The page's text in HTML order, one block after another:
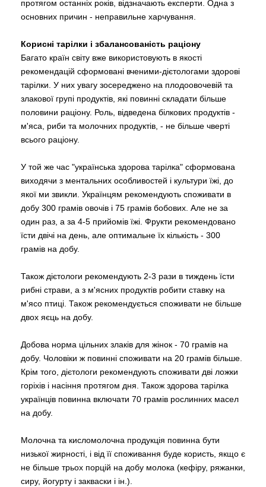
протягом останніх років, відзначають експерти. Одна з
основних причин - неправильне харчування.
Корисні тарілки і збалансованість раціону
Багато країн світу вже використовують в якості
рекомендацій сформовані вченими-дієтологами здорові
тарілки. У них увагу зосереджено на плодоовочевій та
злакової групі продуктів, які повинні складати більше
половини раціону. Роль, відведена білкових продуктів -
м'яса, риби та молочних продуктів, - не більше чверті
всього раціону.
У той же час "українська здорова тарілка" сформована
виходячи з ментальних особливостей і культури їжі, до
якої ми звикли. Українцям рекомендують споживати в
добу 300 грамів овочів і 75 грамів бобових. Але не за
один раз, а за 4-5 прийомів їжі. Фрукти рекомендовано
їсти двічі на день, але оптимальне їх кількість - 300
грамів на добу.
Також дієтологи рекомендують 2-3 рази в тиждень їсти
рибні страви, а з м'ясних продуктів робити ставку на
м'ясо птиці. Також рекомендується споживати не більше
двох яєць на добу.
Добова норма цільних злаків для жінок - 70 грамів на
добу. Чоловіки ж повинні споживати на 20 грамів більше.
Крім того, дієтологи рекомендують споживати дві ложки
горіхів і насіння протягом дня. Також здорова тарілка
українців повинна включати 70 грамів рослинних масел
на добу.
Молочна та кисломолочна продукція повинна бути
низької жирності, і від її споживання буде користь, якщо є
не більше трьох порцій на добу молока (кефіру, ряжанки,
сиру, йогурту і закваски і ін.).